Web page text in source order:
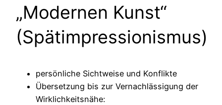
„Modernen Kunst“
(Spätimpressionismus)
persönliche Sichtweise und Konflikte
Übersetzung bis zur Vernachlässigung der
Wirklichkeitsnähe: